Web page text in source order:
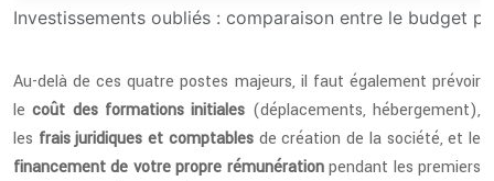
Investissements oubliés : comparaison entre le budget
Au-delà de ces quatre postes majeurs, il faut également prévoir
lecoût des formations initiales (déplacements, hébergement),
les frais juridiques et comptablesde création de la société, et le
financement de votre propre rémunérationpendant les premiers